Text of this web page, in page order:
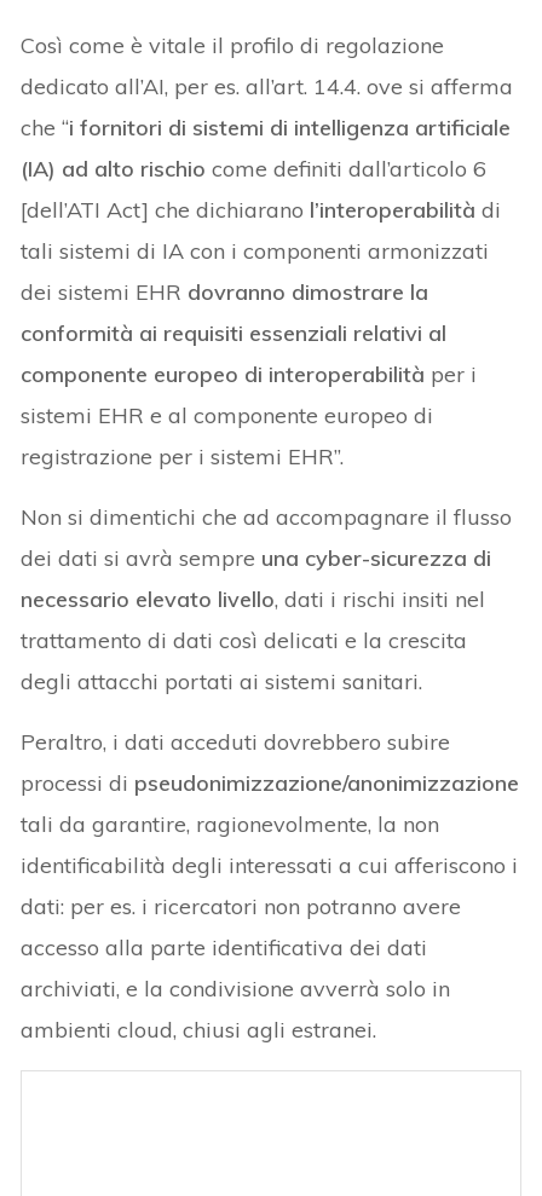
Così come è vitale il profilo di regolazione
dedicato all’AI, per es. all’art. 14.4. ove si afferma
che “i fornitori di sistemi di intelligenza artificiale
(IA) ad alto rischio come definiti dall’articolo 6
[dell’ATI Act] che dichiarano l’interoperabilità di
tali sistemi di IA con i componenti armonizzati
dei sistemi EHR dovranno dimostrare la
conformità ai requisiti essenziali relativi al
componente europeo di interoperabilità per i
sistemi EHR e al componente europeo di
registrazione per i sistemi EHR”.
Non si dimentichi che ad accompagnare il flusso
dei dati si avrà sempre una cyber-sicurezza di
necessario elevato livello, dati i rischi insiti nel
trattamento di dati così delicati e la crescita
degli attacchi portati ai sistemi sanitari.
Peraltro, i dati acceduti dovrebbero subire
processi di pseudonimizzazione/anonimizzazione
tali da garantire, ragionevolmente, la non
identificabilità degli interessati a cui afferiscono i
dati: per es. i ricercatori non potranno avere
accesso alla parte identificativa dei dati
archiviati, e la condivisione avverrà solo in
ambienti cloud, chiusi agli estranei.